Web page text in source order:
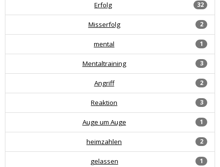
32
Erfolg
2
Misserfolg
1
mental
3
Mentaltraining
2
Angriff
3
Reaktion
1
Auge um Auge
2
heimzahlen
1
gelassen